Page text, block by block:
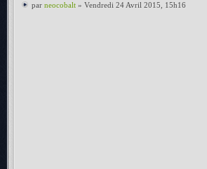
par neocobalt » Vendredi 24 Avril 2015, 15h16